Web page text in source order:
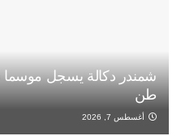
طن
أغسطس 7, 2026